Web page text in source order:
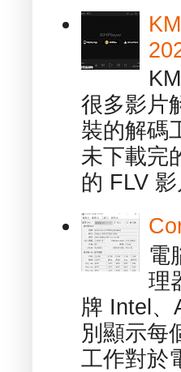
很多影片
裝的解碼
未下載完
的 FLV
電
理
牌 Intel、
別顯示每
工作對於